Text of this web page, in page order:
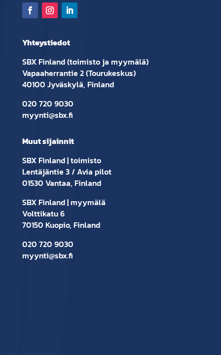
Yhteystiedot
SBX Finland (toimisto ja myymälä)
Vapaaherrantie 2 (Tourukeskus)
40100 Jyväskylä, Finland
020 720 9030
myynti@sbx.fi
Muut sijainnit
SBX Finland | toimisto
Lentäjäntie 3 / Avia pilot
01530 Vantaa, Finland
SBX Finland | myymälä
Volttikatu 6
70150 Kuopio, Finland
020 720 9030
myynti@sbx.fi